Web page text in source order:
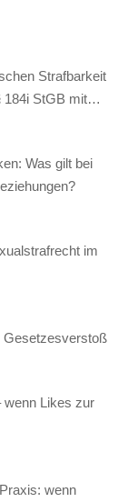
Strafbarkeit
184i StGB mit
Was gilt bei
im
Gesetzesverstoß
wenn Likes zur
wenn